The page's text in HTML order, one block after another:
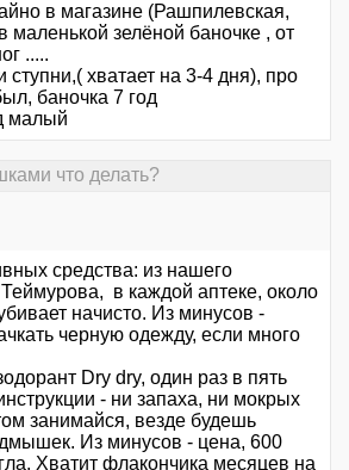
в магазине (Рашпилевская,
маленькой зелёной баночке , от
.....
хватает на 3-4 дня), про
баночка 7 год
малый
что делать?
средства: из нашего
в каждой аптеке, около
начисто. Из минусов -
черную одежду, если много
Dry dry, один раз в пять
- ни запаха, ни мокрых
занимайся, везде будешь
Из минусов - цена, 600
Хватит флакончика месяцев на